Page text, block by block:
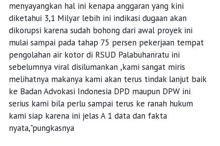
menyayangkan hal ini kenapa anggaran yang kini
diketahui 3,1 Milyar lebih ini indikasi dugaan akan
dikorupsi karena sudah bohong dari awal proyek ini
mulai sampai pada tahap 75 persen pekerjaan tempat
pengolahan air kotor di RSUD Palabuhanratu ini
sebelumnya viral disilumankan ,kami sangat miris
melihatnya makanya kami akan terus tindak lanjut baik
ke Badan Advokasi Indonesia DPD maupun DPW ini
serius kami bila perlu sampai terus ke ranah hukum
kami siap karena ini jelas A 1 data dan fakta
nyata,"pungkasnya